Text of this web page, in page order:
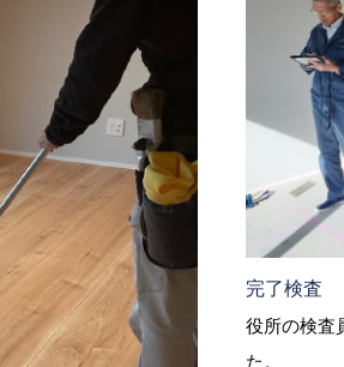
完了検査
役所の検査
た。